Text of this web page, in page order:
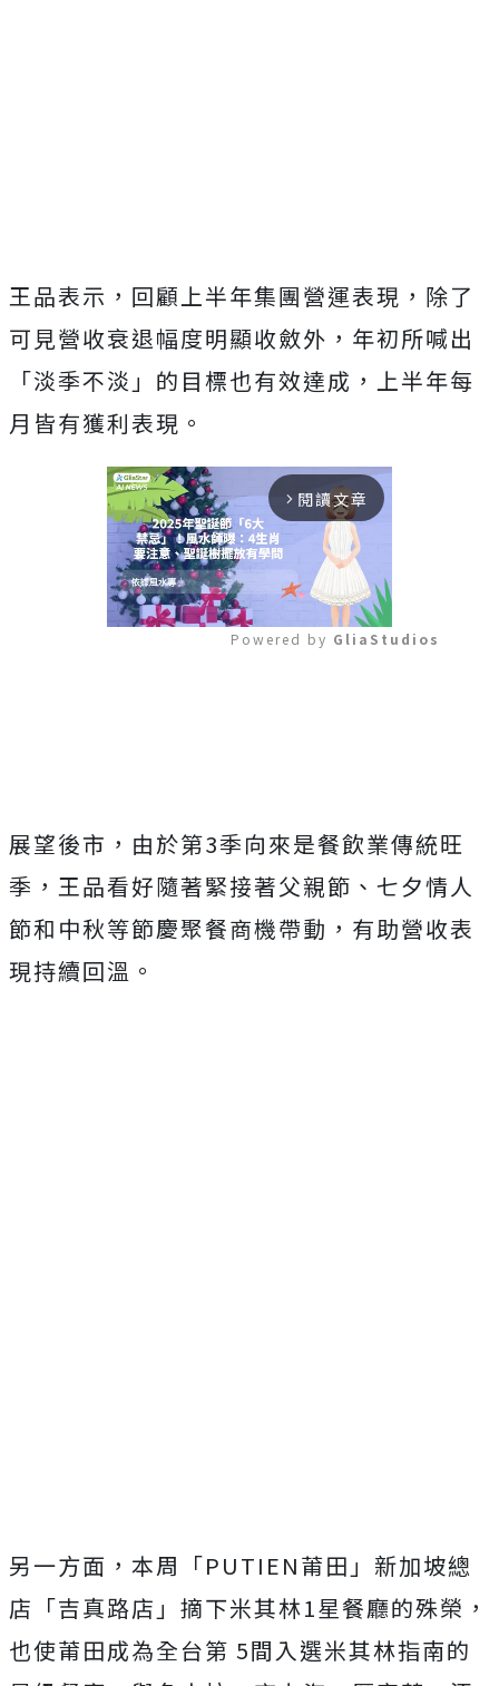
王品表示，回顧上半年集團營運表現，除了
可見營收衰退幅度明顯收斂外，年初所喊出
「淡季不淡」的目標也有效達成，上半年每
月皆有獲利表現。
arrow_forward_ios 閱讀文章
Powered by GliaStudios
展望後市，由於第3季向來是餐飲業傳統旺
季，王品看好隨著緊接著父親節、七夕情人
節和中秋等節慶聚餐商機帶動，有助營收表
現持續回溫。
另一方面，本周「PUTIEN莆田」新加坡總
店「吉真路店」摘下米其林1星餐廳的殊榮，
也使莆田成為全台第 5間入選米其林指南的